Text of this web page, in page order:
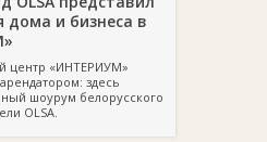
дома и бизнеса в
центр «ИНТЕРИУМ»
здесь
шоурум белорусского
OLSA.